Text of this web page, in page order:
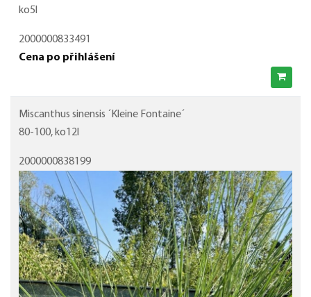
ko5l
2000000833491
Cena po přihlášení
Miscanthus sinensis ´Kleine Fontaine´
80-100, ko12l
2000000838199